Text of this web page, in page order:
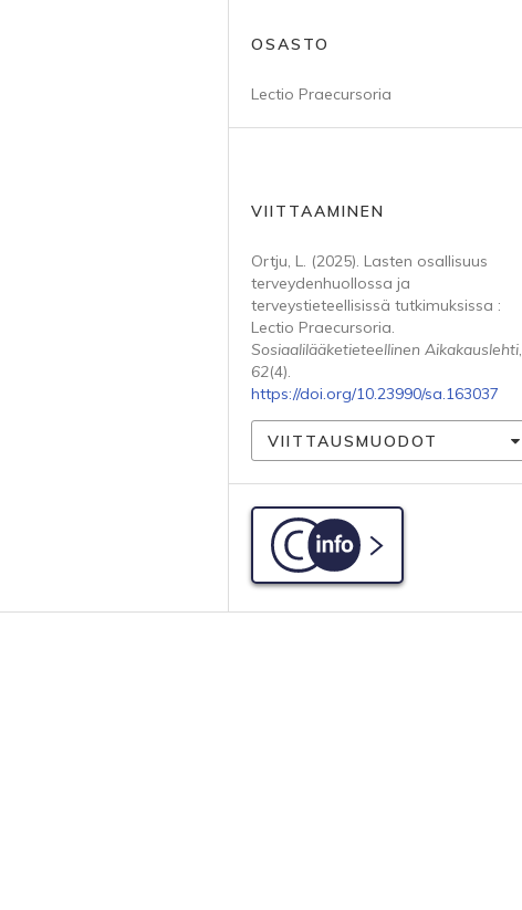
OSASTO
Lectio Praecursoria
VIITTAAMINEN
Ortju, L. (2025). Lasten osallisuus
terveydenhuollossa ja
terveystieteellisissä tutkimuksissa :
Lectio Praecursoria.
Sosiaalilääketieteellinen Aikakauslehti,
62(4).
https://doi.org/10.23990/sa.163037
VIITTAUSMUODOT
C-info